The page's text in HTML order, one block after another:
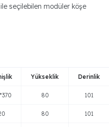
seçilebilen modüler köşe
Yükseklik Derinlik
80 101
80 101